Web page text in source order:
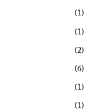
(1)
(1)
(2)
(6)
(1)
(1)